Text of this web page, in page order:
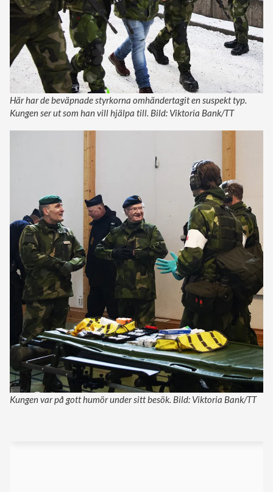
Här har de beväpnade styrkorna omhändertagit en suspekt typ.
Kungen ser ut som han vill hjälpa till. Bild: Viktoria Bank/TT
Kungen var på gott humör under sitt besök. Bild: Viktoria Bank/TT